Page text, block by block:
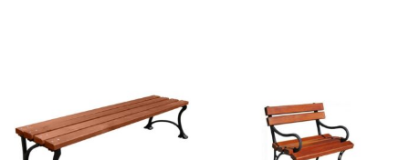
2
262,00 zł